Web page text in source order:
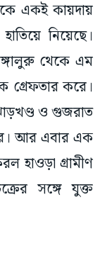
একই কায়দায়
নিয়েছে।
থেকে এম
করে।
ও গুজরাত
আর এবার এক
হাওড়া গ্রামীণ
সঙ্গে যুক্ত